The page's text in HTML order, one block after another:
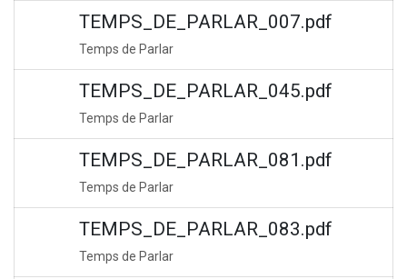
TEMPS_DE_PARLAR_007.pdf
Temps de Parlar
TEMPS_DE_PARLAR_045.pdf
Temps de Parlar
TEMPS_DE_PARLAR_081.pdf
Temps de Parlar
TEMPS_DE_PARLAR_083.pdf
Temps de Parlar